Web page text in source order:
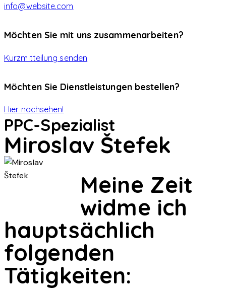
info@website.com
Möchten Sie mit uns zusammenarbeiten?
Kurzmitteilung senden
Möchten Sie Dienstleistungen bestellen?
Hier nachsehen!
PPC-Spezialist
Miroslav Štefek
Meine Zeit
widme ich
hauptsächlich
folgenden
Tätigkeiten: